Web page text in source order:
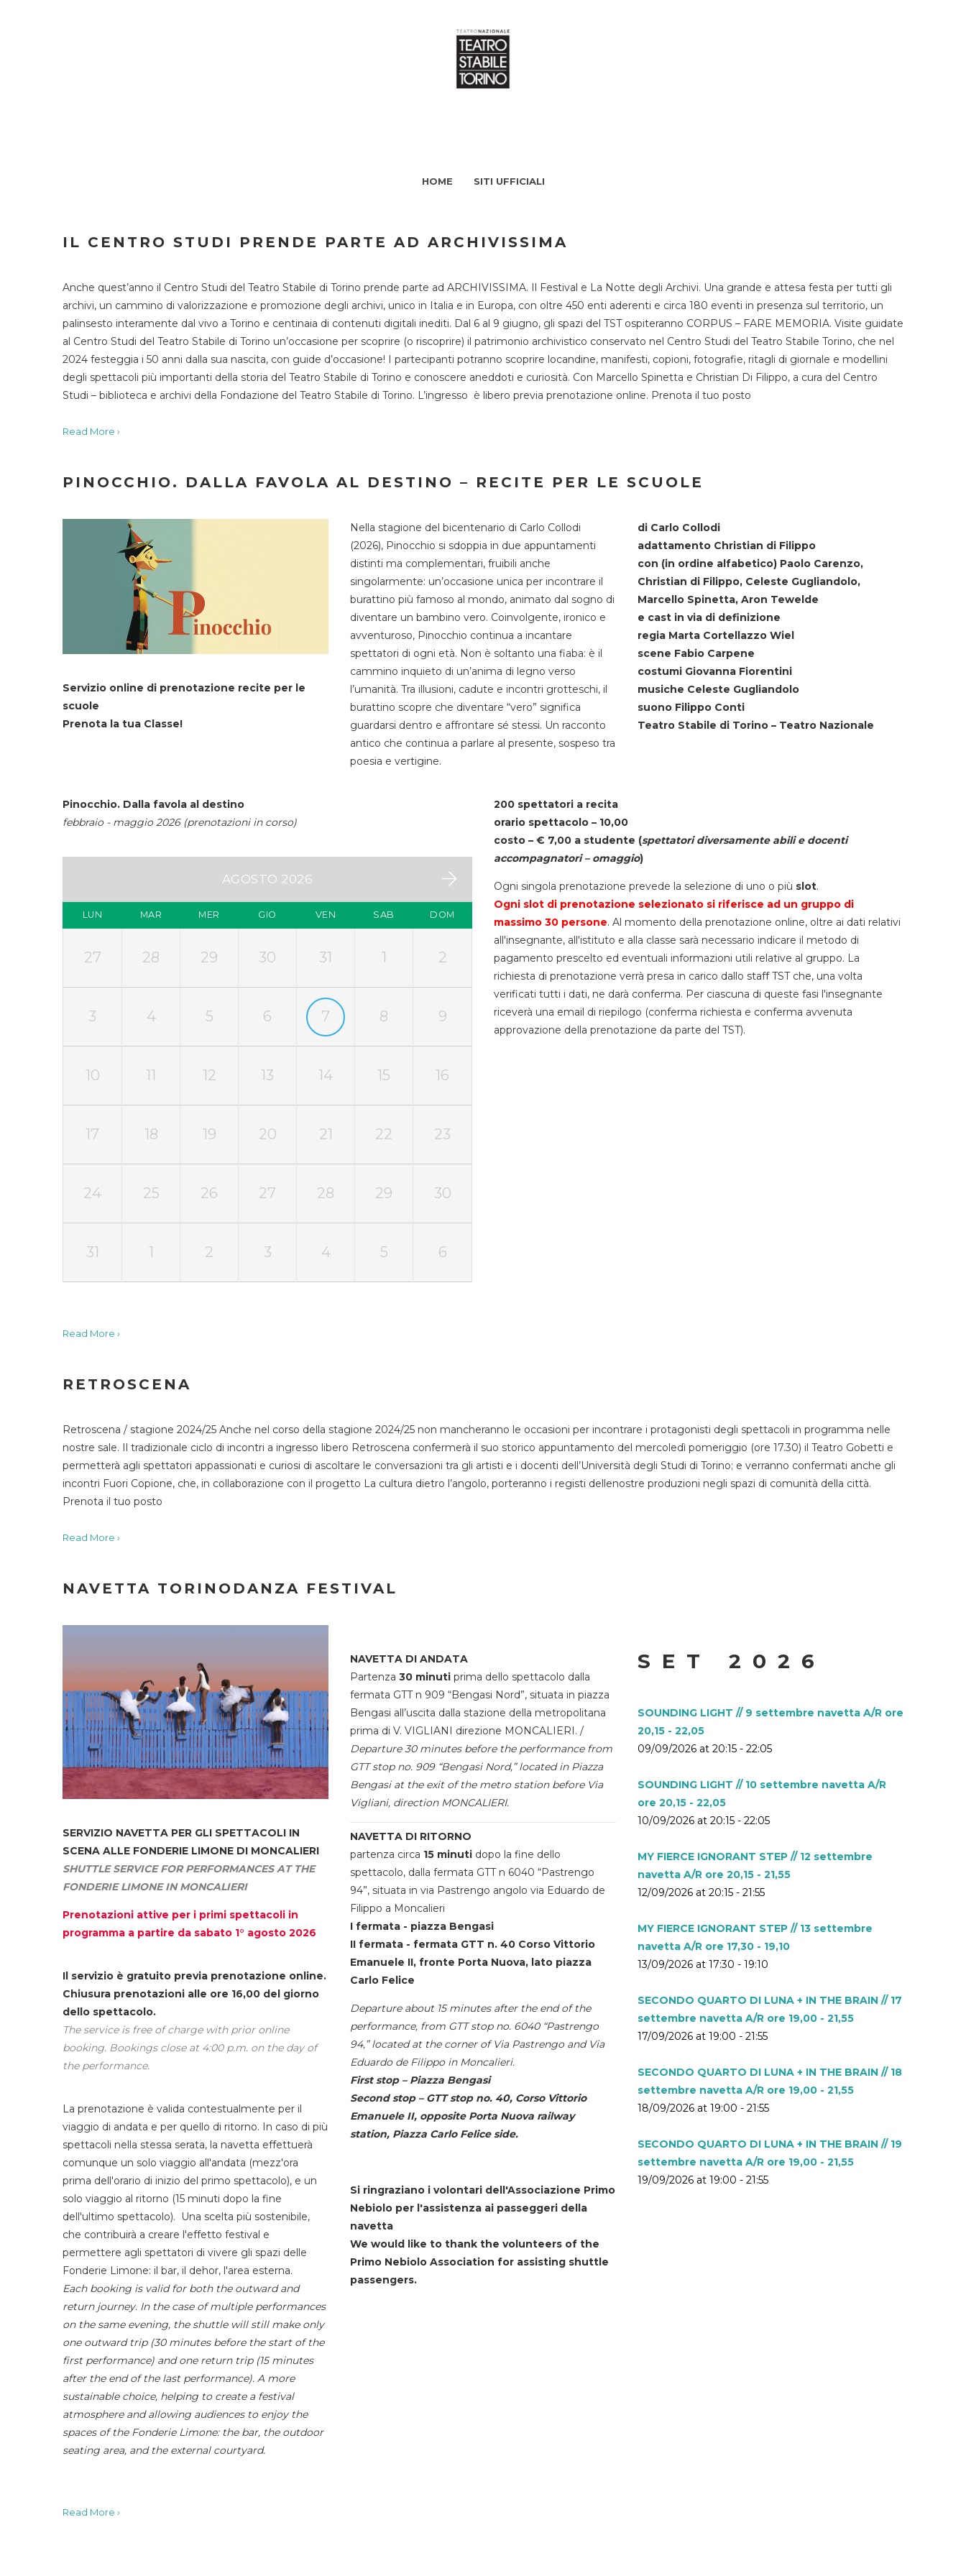
HOME SITI UFFICIALI
IL CENTRO STUDI PRENDE PARTE AD ARCHIVISSIMA
Anche quest’anno il Centro Studi del Teatro Stabile di Torino prende parte ad ARCHIVISSIMA. Il Festival e La Notte degli Archivi. Una grande e attesa festa per tutti gli
archivi, un cammino di valorizzazione e promozione degli archivi, unico in Italia e in Europa, con oltre 450 enti aderenti e circa 180 eventi in presenza sul territorio, un
palinsesto interamente dal vivo a Torino e centinaia di contenuti digitali inediti. Dal 6 al 9 giugno, gli spazi del TST ospiteranno CORPUS – FARE MEMORIA. Visite guidate
al Centro Studi del Teatro Stabile di Torino un’occasione per scoprire (o riscoprire) il patrimonio archivistico conservato nel Centro Studi del Teatro Stabile Torino, che nel
2024 festeggia i 50 anni dalla sua nascita, con guide d’occasione! I partecipanti potranno scoprire locandine, manifesti, copioni, fotografie, ritagli di giornale e modellini
degli spettacoli più importanti della storia del Teatro Stabile di Torino e conoscere aneddoti e curiosità. Con Marcello Spinetta e Christian Di Filippo, a cura del Centro
Studi – biblioteca e archivi della Fondazione del Teatro Stabile di Torino. L’ingresso è libero previa prenotazione online. Prenota il tuo posto
Read More ›
PINOCCHIO. DALLA FAVOLA AL DESTINO – RECITE PER LE SCUOLE
Servizio online di prenotazione recite per le
scuole
Prenota la tua Classe!
Nella stagione del bicentenario di Carlo Collodi
(2026), Pinocchio si sdoppia in due appuntamenti
distinti ma complementari, fruibili anche
singolarmente: un’occasione unica per incontrare il
burattino più famoso al mondo, animato dal sogno di
diventare un bambino vero. Coinvolgente, ironico e
avventuroso, Pinocchio continua a incantare
spettatori di ogni età. Non è soltanto una fiaba: è il
cammino inquieto di un’anima di legno verso
l’umanità. Tra illusioni, cadute e incontri grotteschi, il
burattino scopre che diventare “vero” significa
guardarsi dentro e affrontare sé stessi. Un racconto
antico che continua a parlare al presente, sospeso tra
poesia e vertigine.
di Carlo Collodi
adattamento Christian di Filippo
con (in ordine alfabetico) Paolo Carenzo,
Christian di Filippo, Celeste Gugliandolo,
Marcello Spinetta, Aron Tewelde
e cast in via di definizione
regia Marta Cortellazzo Wiel
scene Fabio Carpene
costumi Giovanna Fiorentini
musiche Celeste Gugliandolo
suono Filippo Conti
Teatro Stabile di Torino – Teatro Nazionale
Pinocchio. Dalla favola al destino
febbraio - maggio 2026 (prenotazioni in corso)
AGOSTO 2026
LUN MAR MER GIO VEN SAB DOM
27 28 29 30 31 1 2
3 4 5 6 7 8 9
10 11 12 13 14 15 16
17 18 19 20 21 22 23
24 25 26 27 28 29 30
31 1 2 3 4 5 6
200 spettatori a recita
orario spettacolo – 10,00
costo – € 7,00 a studente (spettatori diversamente abili e docenti
accompagnatori – omaggio)
Ogni singola prenotazione prevede la selezione di uno o più slot.
Ogni slot di prenotazione selezionato si riferisce ad un gruppo di
massimo 30 persone. Al momento della prenotazione online, oltre ai dati relativi
all'insegnante, all'istituto e alla classe sarà necessario indicare il metodo di
pagamento prescelto ed eventuali informazioni utili relative al gruppo. La
richiesta di prenotazione verrà presa in carico dallo staff TST che, una volta
verificati tutti i dati, ne darà conferma. Per ciascuna di queste fasi l'insegnante
riceverà una email di riepilogo (conferma richiesta e conferma avvenuta
approvazione della prenotazione da parte del TST).
Read More ›
RETROSCENA
Retroscena / stagione 2024/25 Anche nel corso della stagione 2024/25 non mancheranno le occasioni per incontrare i protagonisti degli spettacoli in programma nelle
nostre sale. Il tradizionale ciclo di incontri a ingresso libero Retroscena confermerà il suo storico appuntamento del mercoledì pomeriggio (ore 17.30) il Teatro Gobetti e
permetterà agli spettatori appassionati e curiosi di ascoltare le conversazioni tra gli artisti e i docenti dell’Università degli Studi di Torino; e verranno confermati anche gli
incontri Fuori Copione, che, in collaborazione con il progetto La cultura dietro l’angolo, porteranno i registi dellenostre produzioni negli spazi di comunità della città.
Prenota il tuo posto
Read More ›
NAVETTA TORINODANZA FESTIVAL
SERVIZIO NAVETTA PER GLI SPETTACOLI IN
SCENA ALLE FONDERIE LIMONE DI MONCALIERI
SHUTTLE SERVICE FOR PERFORMANCES AT THE
FONDERIE LIMONE IN MONCALIERI
Prenotazioni attive per i primi spettacoli in
programma a partire da sabato 1° agosto 2026
Il servizio è gratuito previa prenotazione online.
Chiusura prenotazioni alle ore 16,00 del giorno
dello spettacolo.
The service is free of charge with prior online
booking. Bookings close at 4:00 p.m. on the day of
the performance.
La prenotazione è valida contestualmente per il
viaggio di andata e per quello di ritorno. In caso di più
spettacoli nella stessa serata, la navetta effettuerà
comunque un solo viaggio all'andata (mezz'ora
prima dell'orario di inizio del primo spettacolo), e un
solo viaggio al ritorno (15 minuti dopo la fine
dell'ultimo spettacolo). Una scelta più sostenibile,
che contribuirà a creare l'effetto festival e
permettere agli spettatori di vivere gli spazi delle
Fonderie Limone: il bar, il dehor, l'area esterna.
Each booking is valid for both the outward and
return journey. In the case of multiple performances
on the same evening, the shuttle will still make only
one outward trip (30 minutes before the start of the
first performance) and one return trip (15 minutes
after the end of the last performance). A more
sustainable choice, helping to create a festival
atmosphere and allowing audiences to enjoy the
spaces of the Fonderie Limone: the bar, the outdoor
seating area, and the external courtyard.
NAVETTA DI ANDATA
Partenza 30 minuti prima dello spettacolo dalla
fermata GTT n 909 “Bengasi Nord”, situata in piazza
Bengasi all’uscita dalla stazione della metropolitana
prima di V. VIGLIANI direzione MONCALIERI. /
Departure 30 minutes before the performance from
GTT stop no. 909 “Bengasi Nord,” located in Piazza
Bengasi at the exit of the metro station before Via
Vigliani, direction MONCALIERI.
NAVETTA DI RITORNO
partenza circa 15 minuti dopo la fine dello
spettacolo, dalla fermata GTT n 6040 “Pastrengo
94”, situata in via Pastrengo angolo via Eduardo de
Filippo a Moncalieri
I fermata - piazza Bengasi
II fermata - fermata GTT n. 40 Corso Vittorio
Emanuele II, fronte Porta Nuova, lato piazza
Carlo Felice
Departure about 15 minutes after the end of the
performance, from GTT stop no. 6040 “Pastrengo
94,” located at the corner of Via Pastrengo and Via
Eduardo de Filippo in Moncalieri.
First stop – Piazza Bengasi
Second stop – GTT stop no. 40, Corso Vittorio
Emanuele II, opposite Porta Nuova railway
station, Piazza Carlo Felice side.
Si ringraziano i volontari dell'Associazione Primo
Nebiolo per l'assistenza ai passeggeri della
navetta
We would like to thank the volunteers of the
Primo Nebiolo Association for assisting shuttle
passengers.
SET 2026
SOUNDING LIGHT // 9 settembre navetta A/R ore
20,15 - 22,05
09/09/2026 at 20:15 - 22:05
SOUNDING LIGHT // 10 settembre navetta A/R
ore 20,15 - 22,05
10/09/2026 at 20:15 - 22:05
MY FIERCE IGNORANT STEP // 12 settembre
navetta A/R ore 20,15 - 21,55
12/09/2026 at 20:15 - 21:55
MY FIERCE IGNORANT STEP // 13 settembre
navetta A/R ore 17,30 - 19,10
13/09/2026 at 17:30 - 19:10
SECONDO QUARTO DI LUNA + IN THE BRAIN // 17
settembre navetta A/R ore 19,00 - 21,55
17/09/2026 at 19:00 - 21:55
SECONDO QUARTO DI LUNA + IN THE BRAIN // 18
settembre navetta A/R ore 19,00 - 21,55
18/09/2026 at 19:00 - 21:55
SECONDO QUARTO DI LUNA + IN THE BRAIN // 19
settembre navetta A/R ore 19,00 - 21,55
19/09/2026 at 19:00 - 21:55
Read More ›